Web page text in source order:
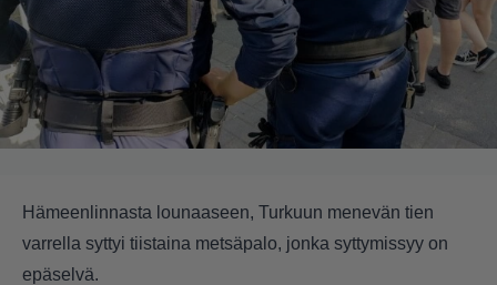
Hämeenlinnasta lounaaseen, Turkuun menevän tien
varrella syttyi tiistaina metsäpalo, jonka syttymissyy on
epäselvä.